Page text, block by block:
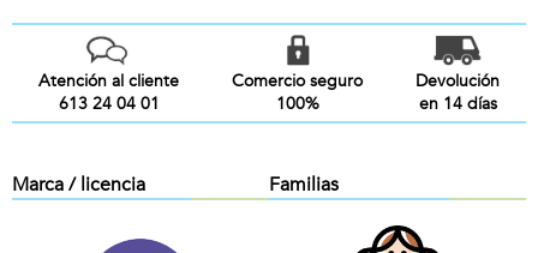
Atención al cliente
613 24 04 01
Comercio seguro
100%
Devolución
en 14 días
Marca / licencia Familias